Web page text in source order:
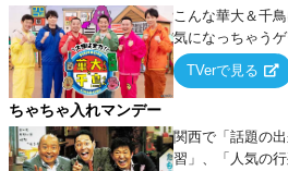
こんな華大＆千
気になっちゃう
ー！
TVerで見る
ちゃちゃ入れマンデー
関西で「話題の
習」、「人気の